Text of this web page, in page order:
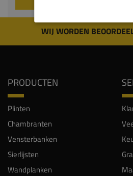
WIJ WORDEN
PRODUCTEN
Plinten
Chambranten
Vensterbanken
Sierlijsten
Wandplanken